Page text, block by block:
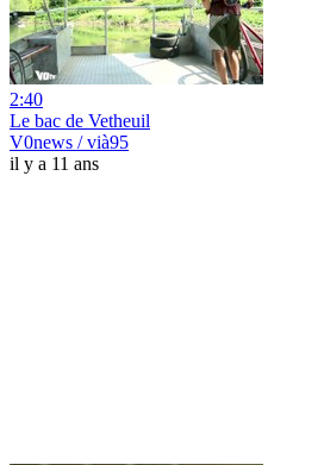
2:40
Le bac de Vetheuil
V0news / vià95
il y a 11 ans